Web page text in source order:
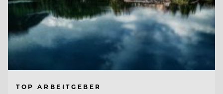
TOP ARBEITGEBER